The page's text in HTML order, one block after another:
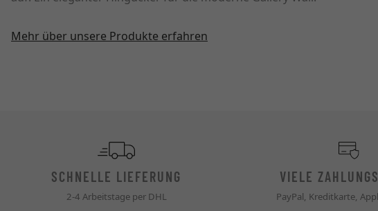
Mehr über unsere Produkte erfahren
SCHNELLE LIEFERUNG
2-4 Arbeitstage per DHL
VIELE
PayPal, Kreditkarte,